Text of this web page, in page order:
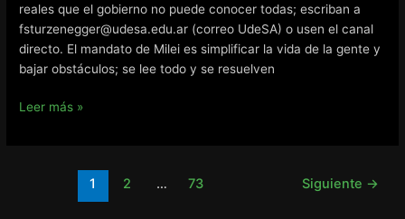
reales que el gobierno no puede conocer todas; escriban a
fsturzenegger@udesa.edu.ar (correo UdeSA) o usen el canal
directo. El mandato de Milei es simplificar la vida de la gente y
bajar obstáculos; se lee todo y se resuelven
Federico
Desregulacion
Leer más »
1 2 … 73 Siguiente →